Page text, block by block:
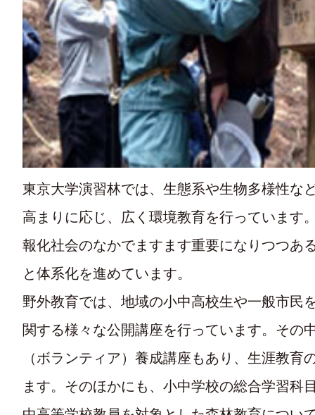
東京大学演習林では、生態系や生物多様性な
高まりに応じ、広く環境教育を行っています
報化社会のなかでますます重要になりつつあ
と体系化を進めています。
野外教育では、地域の小中高校生や一般市民
関する様々な公開講座を行っています。その
（ボランティア）養成講座もあり、生涯教育
ます。そのほかにも、小中学校の総合学習科